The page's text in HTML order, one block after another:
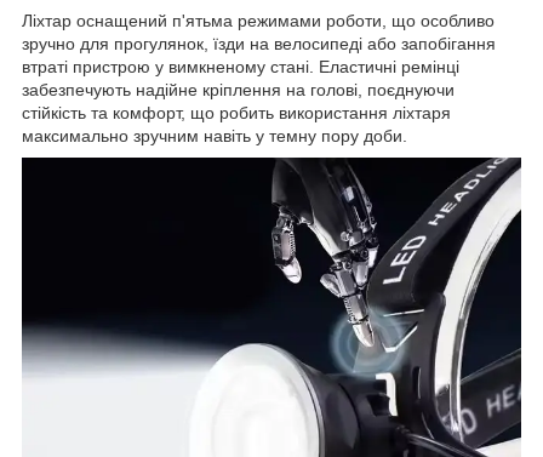
Ліхтар оснащений п'ятьма режимами роботи, що особливо
зручно для прогулянок, їзди на велосипеді або запобігання
втраті пристрою у вимкненому стані. Еластичні ремінці
забезпечують надійне кріплення на голові, поєднуючи
стійкість та комфорт, що робить використання ліхтаря
максимально зручним навіть у темну пору доби.